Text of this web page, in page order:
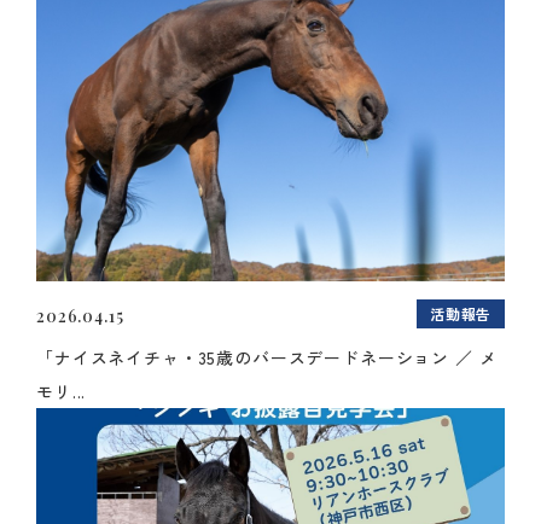
2026.04.15 活動報告
「ナイスネイチャ・35歳のバースデードネーション ／ メ
モリ...